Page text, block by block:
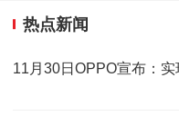
热点新闻
11月30日OPPO宣布：